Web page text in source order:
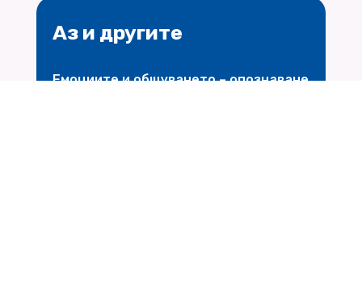
Аз и другите
Емоциите и общуването – опознаване